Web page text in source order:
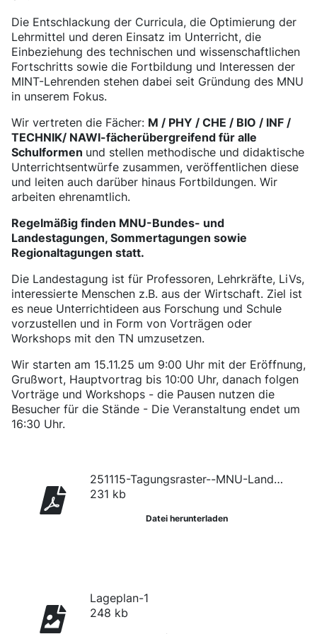
Die Entschlackung der Curricula, die Optimierung der
Lehrmittel und deren Einsatz im Unterricht, die
Einbeziehung des technischen und wissenschaftlichen
Fortschritts sowie die Fortbildung und Interessen der
MINT-Lehrenden stehen dabei seit Gründung des MNU
in unserem Fokus.
Wir vertreten die Fächer: M / PHY / CHE / BIO / INF /
TECHNIK/ NAWI-fächerübergreifend für alle
Schulformen und stellen methodische und didaktische
Unterrichtsentwürfe zusammen, veröffentlichen diese
und leiten auch darüber hinaus Fortbildungen. Wir
arbeiten ehrenamtlich.
Regelmäßig finden MNU-Bundes- und
Landestagungen, Sommertagungen sowie
Regionaltagungen statt.
Die Landestagung ist für Professoren, Lehrkräfte, LiVs,
interessierte Menschen z.B. aus der Wirtschaft. Ziel ist
es neue Unterrichtideen aus Forschung und Schule
vorzustellen und in Form von Vorträgen oder
Workshops mit den TN umzusetzen.
Wir starten am 15.11.25 um 9:00 Uhr mit der Eröffnung,
Grußwort, Hauptvortrag bis 10:00 Uhr, danach folgen
Vorträge und Workshops - die Pausen nutzen die
Besucher für die Stände - Die Veranstaltung endet um
16:30 Uhr.
251115-Tagungsraster--MNU-Landestagung-Hochschule-Darmstadt
231 kb
Datei herunterladen
Lageplan-1
248 kb